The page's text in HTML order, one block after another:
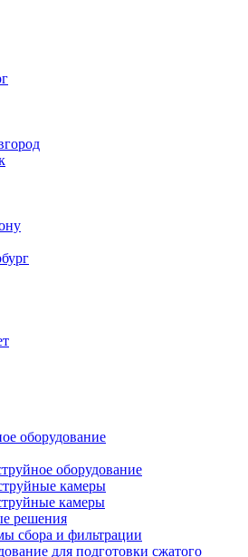
оборудование
оборудование
камеры
камеры
решения
сбора и фильтрации
для подготовки сжатого